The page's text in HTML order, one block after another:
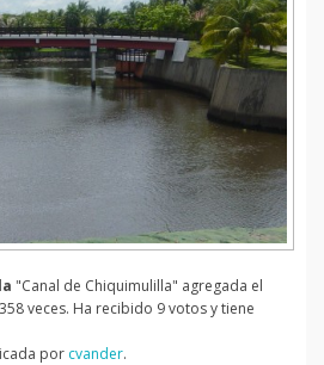
"Canal de Chiquimulilla" agregada el
veces. Ha recibido 9 votos y tiene
por cvander.